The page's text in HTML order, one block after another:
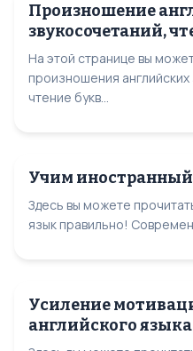
Произношение
звукосочетаний,
На этой странице вы
произношения английских
чтение букв...
Учим
Здесь вы можете
язык правильно!
Усиление
английского языка